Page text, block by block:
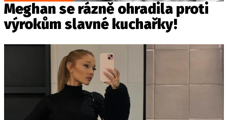
Meghan se rázně ohradila proti
výrokům slavné kuchařky!